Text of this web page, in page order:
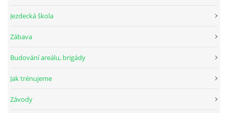
Jezdecká škola
Zábava
Budování areálu, brigády
Jak trénujeme
Závody